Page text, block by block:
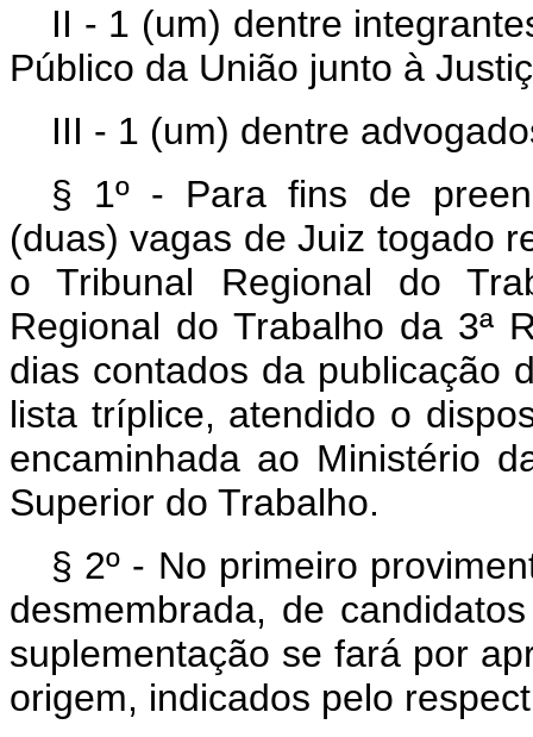
II - 1 (um) dentre
Público da União junto à
III - 1 (um) dentre
§ 1º - Para fins de
(duas) vagas de Juiz togado
o Tribunal Regional do
Regional do Trabalho da 3ª
dias contados da publicação
lista tríplice, atendido o
encaminhada ao Ministério
Superior do Trabalho.
§ 2º - No primeiro
desmembrada, de
suplementação se fará por
origem, indicados pelo